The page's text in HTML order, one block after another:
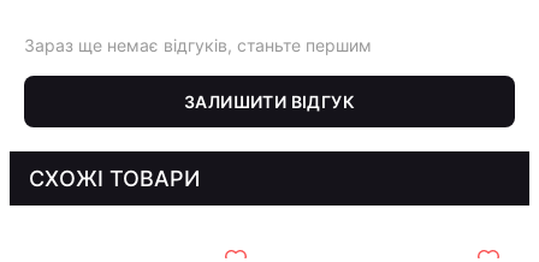
Зараз ще немає відгуків, станьте першим
ЗАЛИШИТИ ВІДГУК
СХОЖІ ТОВАРИ